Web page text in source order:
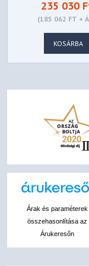
235 030
(185 062 FT +
KOSÁRBA
Árak és paraméterek
összehasonlítása az
Árukeresőn